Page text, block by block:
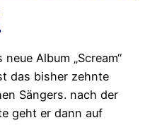
Album „Scream“
das bisher zehnte
Sängers. nach der
geht er dann auf